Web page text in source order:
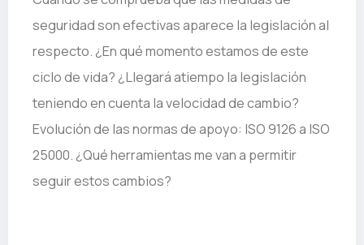
seguridad son efectivas aparece la legislación al
respecto. ¿En qué momento estamos de este
ciclo de vida? ¿Llegará atiempo la legislación
teniendo en cuenta la velocidad de cambio?
Evolución de las normas de apoyo: ISO 9126 a ISO
25000. ¿Qué herramientas me van a permitir
seguir estos cambios?